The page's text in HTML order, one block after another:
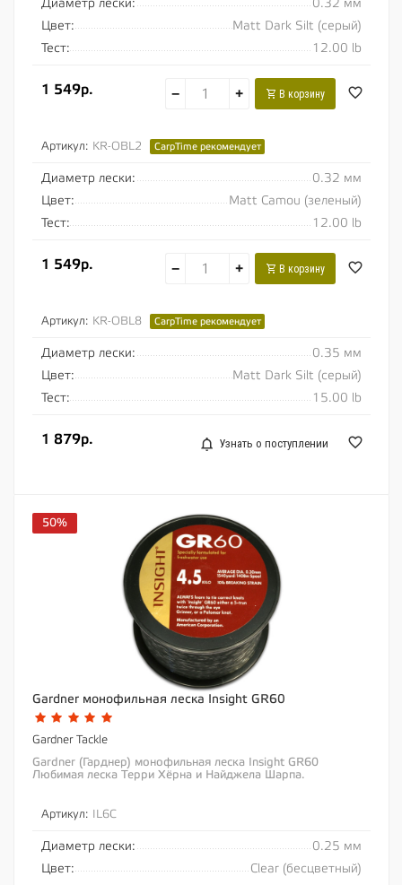
Диаметр лески:
0.32 мм
Цвет:
Matt Dark Silt (серый)
Тест:
12.00 lb
1 549р. − + В корзину
Артикул: KR-OBL2 CarpTime рекомендует
Диаметр лески:
0.32 мм
Цвет:
Matt Camou (зеленый)
Тест:
12.00 lb
1 549р. − + В корзину
Артикул: KR-OBL8 CarpTime рекомендует
Диаметр лески:
0.35 мм
Цвет:
Matt Dark Silt (серый)
Тест:
15.00 lb
1 879р. Узнать о поступлении
50%
Gardner монофильная леска Insight GR60
Gardner Tackle
Gardner (Гарднер) монофильная леска Insight GR60
Любимая леска Терри Хёрна и Найджела Шарпа.
Артикул: IL6C
Диаметр лески:
0.25 мм
Цвет:
Clear (бесцветный)